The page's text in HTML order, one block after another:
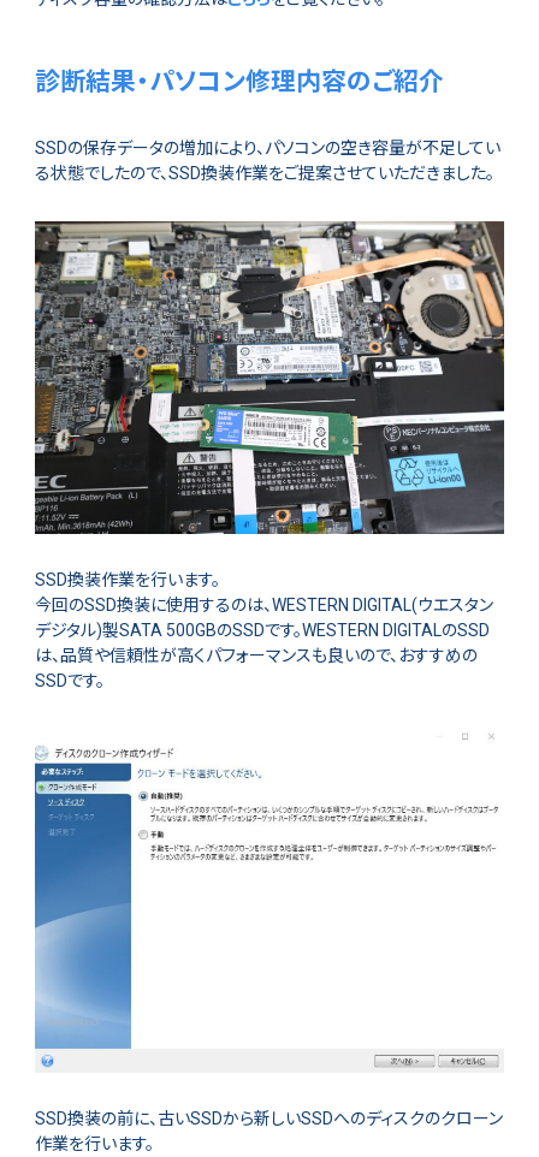
診断結果・パソコン修理内容のご紹介
SSDの保存データの増加により、パソコンの空き容量が不足してい
る状態でしたので、SSD換装作業をご提案させていただきました。
SSD換装作業を行います。
今回のSSD換装に使用するのは、WESTERN DIGITAL(ウエスタン
デジタル)製SATA 500GBのSSDです。WESTERN DIGITALのSSD
は、品質や信頼性が高くパフォーマンスも良いので、おすすめの
SSDです。
SSD換装の前に、古いSSDから新しいSSDへのディスクのクローン
作業を行います。